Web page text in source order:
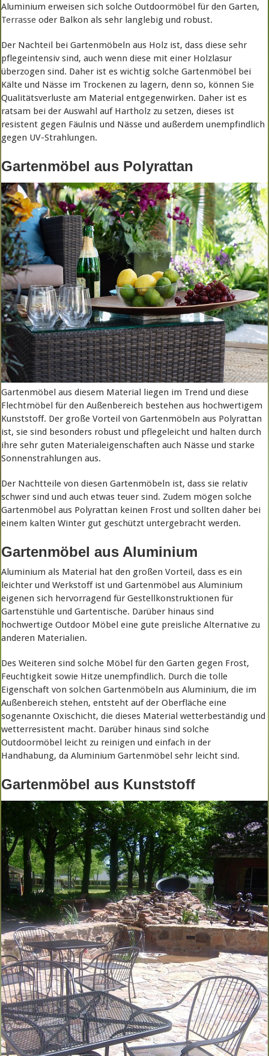
Aluminium erweisen sich solche Outdoormöbel für den Garten,
Terrasse oder Balkon als sehr langlebig und robust.
Der Nachteil bei Gartenmöbeln aus Holz ist, dass diese sehr
pflegeintensiv sind, auch wenn diese mit einer Holzlasur
überzogen sind. Daher ist es wichtig solche Gartenmöbel bei
Kälte und Nässe im Trockenen zu lagern, denn so, können Sie
Qualitätsverluste am Material entgegenwirken. Daher ist es
ratsam bei der Auswahl auf Hartholz zu setzen, dieses ist
resistent gegen Fäulnis und Nässe und außerdem unempfindlich
gegen UV-Strahlungen.
Gartenmöbel aus Polyrattan
Gartenmöbel aus diesem Material liegen im Trend und diese
Flechtmöbel für den Außenbereich bestehen aus hochwertigem
Kunststoff. Der große Vorteil von Gartenmöbeln aus Polyrattan
ist, sie sind besonders robust und pflegeleicht und halten durch
ihre sehr guten Materialeigenschaften auch Nässe und starke
Sonnenstrahlungen aus.
Der Nachtteile von diesen Gartenmöbeln ist, dass sie relativ
schwer sind und auch etwas teuer sind. Zudem mögen solche
Gartenmöbel aus Polyrattan keinen Frost und sollten daher bei
einem kalten Winter gut geschützt untergebracht werden.
Gartenmöbel aus Aluminium
Aluminium als Material hat den großen Vorteil, dass es ein
leichter und Werkstoff ist und Gartenmöbel aus Aluminium
eigenen sich hervorragend für Gestellkonstruktionen für
Gartenstühle und Gartentische. Darüber hinaus sind
hochwertige Outdoor Möbel eine gute preisliche Alternative zu
anderen Materialien.
Des Weiteren sind solche Möbel für den Garten gegen Frost,
Feuchtigkeit sowie Hitze unempfindlich. Durch die tolle
Eigenschaft von solchen Gartenmöbeln aus Aluminium, die im
Außenbereich stehen, entsteht auf der Oberfläche eine
sogenannte Oxischicht, die dieses Material wetterbeständig und
wetterresistent macht. Darüber hinaus sind solche
Outdoormöbel leicht zu reinigen und einfach in der
Handhabung, da Aluminium Gartenmöbel sehr leicht sind.
Gartenmöbel aus Kunststoff